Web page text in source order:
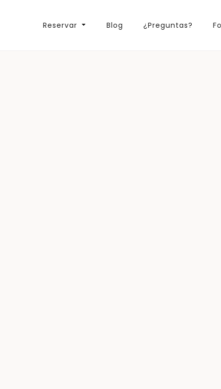
Palafito 1326
Reservar Blog ¿Preguntas?